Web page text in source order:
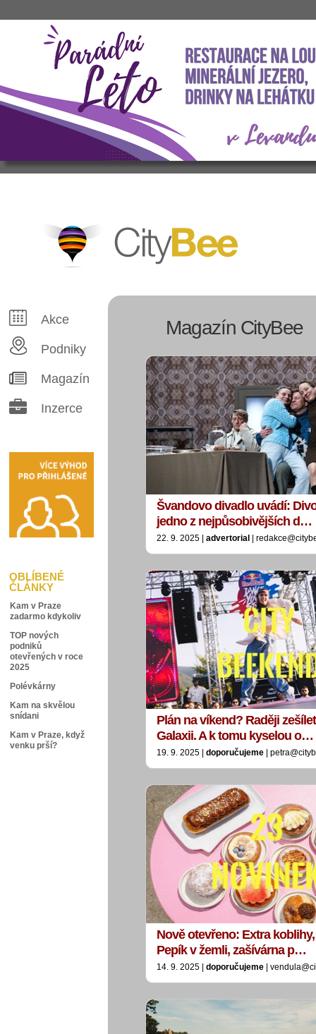
CityBee
Akce
Podniky
Magazín
Inzerce
OBLÍBENÉ
ČLÁNKY
Kam v Praze
zadarmo kdykoliv
TOP nových
podniků
otevřených v roce
2025
Polévkárny
Kam na skvělou
snídani
Kam v Praze, když
venku prší?
Magazín CityBee
Švandovo divadlo uvádí:
jedno z nejpůsobivějších d…
22. 9. 2025 | advertorial |
Plán na víkend? Raději
Galaxii. A k tomu kyselou o…
19. 9. 2025 | doporučujeme |
Nově otevřeno: Extra
Pepík v žemli, zašívárna p…
14. 9. 2025 | doporučujeme |